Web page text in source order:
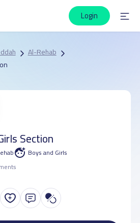
Login
Al-Rehab
Section
Boys and Girls